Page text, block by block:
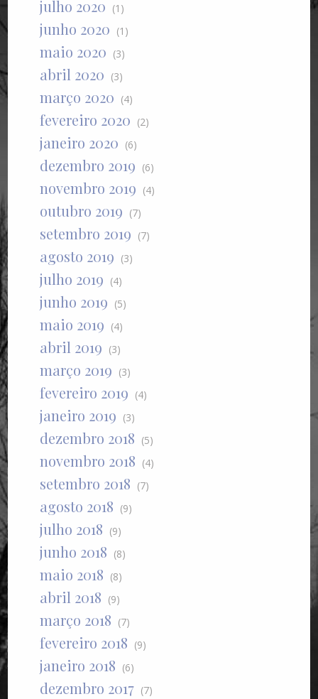
julho 2020 (1)
junho 2020 (1)
maio 2020 (3)
abril 2020 (3)
março 2020 (4)
fevereiro 2020 (2)
janeiro 2020 (6)
dezembro 2019 (6)
novembro 2019 (4)
outubro 2019 (7)
setembro 2019 (7)
agosto 2019 (3)
julho 2019 (4)
junho 2019 (5)
maio 2019 (4)
abril 2019 (3)
março 2019 (3)
fevereiro 2019 (4)
janeiro 2019 (3)
dezembro 2018 (5)
novembro 2018 (4)
setembro 2018 (7)
agosto 2018 (9)
julho 2018 (9)
junho 2018 (8)
maio 2018 (8)
abril 2018 (9)
março 2018 (7)
fevereiro 2018 (9)
janeiro 2018 (6)
dezembro 2017 (7)